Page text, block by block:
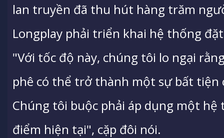
lan truyền đã thu hút hàng trăm
Longplay phải triển khai hệ thống
"Với tốc độ này, chúng tôi lo ngại
phê có thể trở thành một sự bất tiện
Chúng tôi buộc phải áp dụng một
điểm hiện tại", cặp đôi nói.